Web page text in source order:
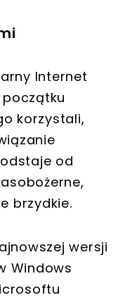
Internet
korzystali,
od
brzydkie.
wersji
Windows